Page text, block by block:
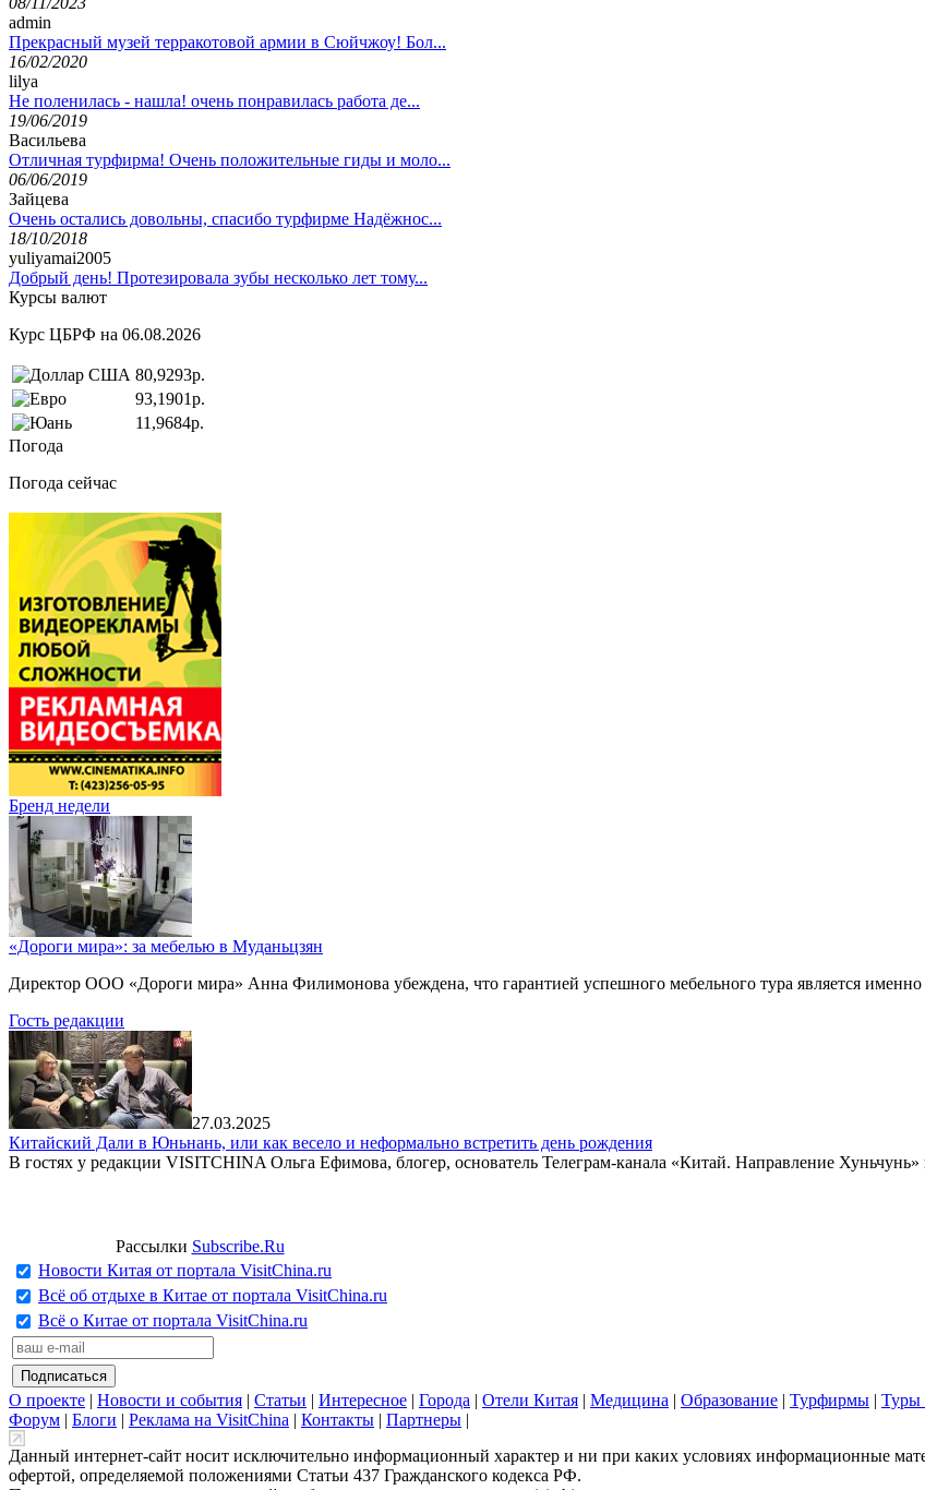
admin
Прекрасный музей терракотовой армии в Сюйчжоу! Бол...
16/02/2020
lilya
Не поленилась - нашла! очень понравилась работа де...
19/06/2019
Васильева
Отличная турфирма! Очень положительные гиды и моло...
06/06/2019
Зайцева
Очень остались довольны, спасибо турфирме Надёжнос...
18/10/2018
yuliyamai2005
Добрый день! Протезировала зубы несколько лет тому...
Курсы валют
Курс ЦБРФ на 06.08.2026
80,9293р.
93,1901р.
11,9684р.
Погода
Погода сейчас
Бренд недели
«Дороги мира»: за мебелью в Муданьцзян
Директор ООО «Дороги мира» Анна Филимонова убеждена, что гарантией успешного мебельного тура является именно
Гость редакции
27.03.2025
Китайский Дали в Юньнань, или как весело и неформально встретить день рождения
В гостях у редакции VISITCHINA Ольга Ефимова, блогер, основатель Телеграм-канала «Китай. Направление
Рассылки Subscribe.Ru
Новости Китая от портала VisitChina.ru
Всё об отдыхе в Китае от портала VisitChina.ru
Всё о Китае от портала VisitChina.ru
О проекте | Новости и события | Статьи | Интересное | Города | Отели Китая | Медицина | Образование | Турфирмы | Туры
Форум | Блоги | Реклама на VisitChina | Контакты | Партнеры |
Данный интернет-сайт носит исключительно информационный характер и ни при каких условиях информационные
офертой, определяемой положениями Статьи 437 Гражданского кодекса РФ.